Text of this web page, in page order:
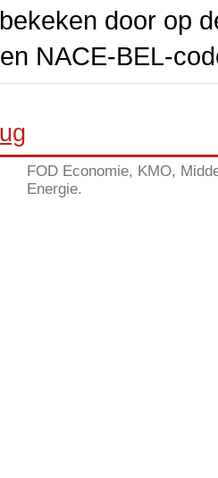
door op
NACE-BEL-
FOD Economie, KMO,
Energie.